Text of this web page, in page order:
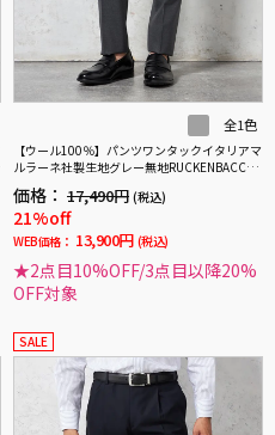
全1色
【ウール100％】パンツワンタックイタリアマ
ルラーネ社製生地グレー無地RUCKENBACCHA
R
価格： 17,490円 (税込)
21%off
WEB価格： 13,900円 (税込)
★2点目10%OFF/3点目以降20%
OFF対象
SALE